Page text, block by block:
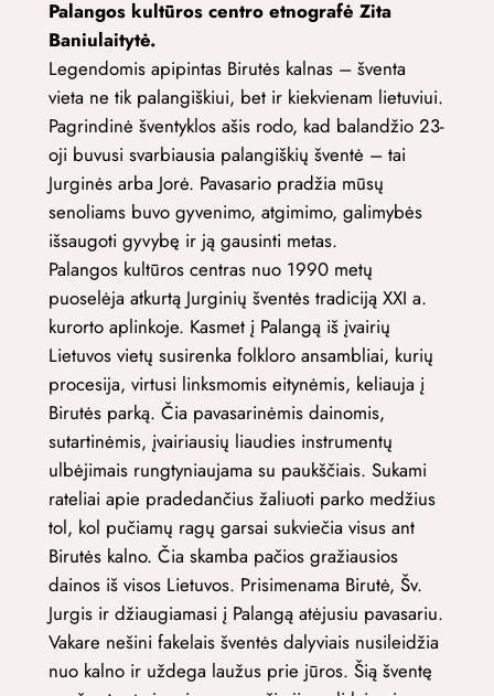
Palangos kultūros centro etnografė Zita
Baniulaitytė.
Legendomis apipintas Birutės kalnas – šventa
vieta ne tik palangiškiui, bet ir kiekvienam lietuviui.
Pagrindinė šventyklos ašis rodo, kad balandžio 23-
oji buvusi svarbiausia palangiškių šventė – tai
Jurginės arba Jorė. Pavasario pradžia mūsų
senoliams buvo gyvenimo, atgimimo, galimybės
išsaugoti gyvybę ir ją gausinti metas.
Palangos kultūros centras nuo 1990 metų
puoselėja atkurtą Jurginių šventės tradiciją XXI a.
kurorto aplinkoje. Kasmet į Palangą iš įvairių
Lietuvos vietų susirenka folkloro ansambliai, kurių
procesija, virtusi linksmomis eitynėmis, keliauja į
Birutės parką. Čia pavasarinėmis dainomis,
sutartinėmis, įvairiausių liaudies instrumentų
ulbėjimais rungtyniaujama su paukščiais. Sukami
rateliai apie pradedančius žaliuoti parko medžius
tol, kol pučiamų ragų garsai sukviečia visus ant
Birutės kalno. Čia skamba pačios gražiausios
dainos iš visos Lietuvos. Prisimenama Birutė, Šv.
Jurgis ir džiaugiamasi į Palangą atėjusiu pavasariu.
Vakare nešini fakelais šventės dalyviais nusileidžia
nuo kalno ir uždega laužus prie jūros. Šią šventę